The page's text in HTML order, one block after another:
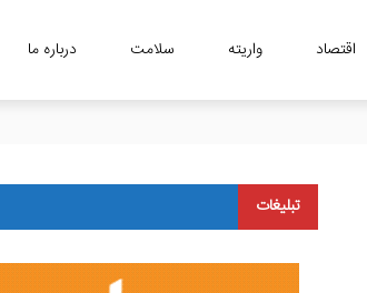
اقتصاد واریته سلامت درباره ما
تبلیغات